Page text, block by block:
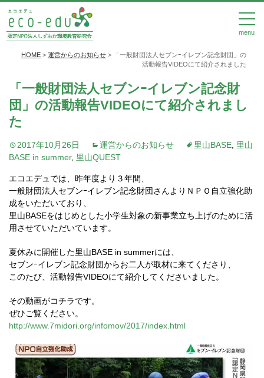
menu
HOME > 運営からのお知らせ >
「一般財団法人セブンｰイレブン記念財団」の
活動報告VIDEOにて紹介されました
「一般財団法人セブンｰイレブン記念財
団」の活動報告VIDEOにて紹介されまし
た
2017年10月26日 運営からのお知らせ 里山BASE 里山
BASE in summer, 里山QUEST
エコエデュでは、昨年度より３年間、
一般財団法人セブンｰイレブン記念財団さんよりＮＰＯ自立強化助
成をいただいており、
里山BASEをはじめとした小学生対象の新事業立ち上げのために活
用させていただいています。
夏休みに開催した里山BASE in summerには、
セブンｰイレブン記念財団からお二人が取材に来てくださり、
このたび、活動報告VIDEOにて紹介してくださいました。
その動画がコチラです。
ぜひご覧ください。
http://www.7midori.org/infomov/2017/index.html